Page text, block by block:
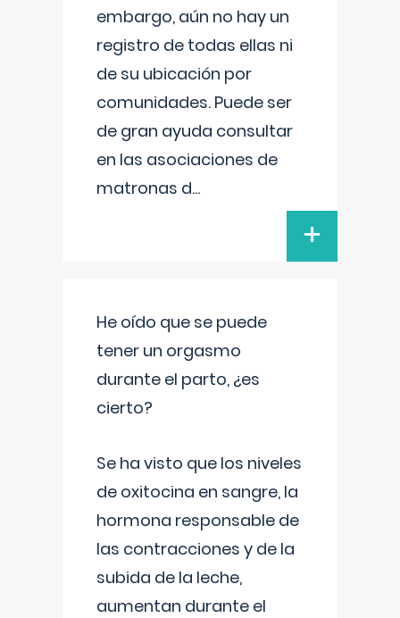
embargo, aún no hay un
registro de todas ellas ni
de su ubicación por
comunidades. Puede ser
de gran ayuda consultar
en las asociaciones de
matronas d...
+
He oído que se puede
tener un orgasmo
durante el parto, ¿es
cierto?
Se ha visto que los niveles
de oxitocina en sangre, la
hormona responsable de
las contracciones y de la
subida de la leche,
aumentan durante el